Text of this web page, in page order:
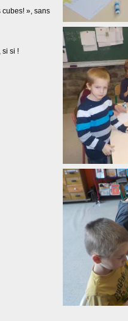
cubes! », sans
si si !